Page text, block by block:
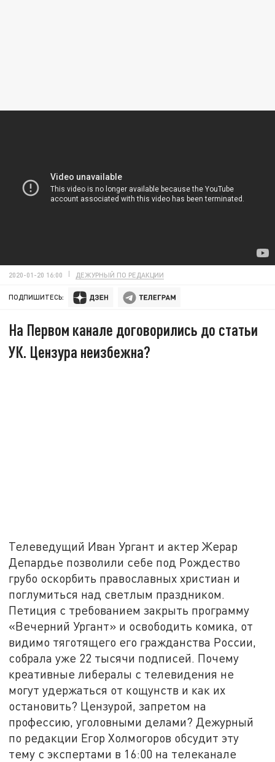
2020-01-20 16:00 ДЕЖУРНЫЙ ПО РЕДАКЦИИ
ПОДПИШИТЕСЬ:
На Первом канале договорились до статьи
УК. Цензура неизбежна?
Телеведущий Иван Ургант и актер Жерар
Депардье позволили себе под Рождество
грубо оскорбить православных христиан и
поглумиться над светлым праздником.
Петиция с требованием закрыть программу
«Вечерний Ургант» и освободить комика, от
видимо тяготящего его гражданства России,
собрала уже 22 тысячи подписей. Почему
креативные либералы с телевидения не
могут удержаться от кощунств и как их
остановить? Цензурой, запретом на
профессию, уголовными делами? Дежурный
по редакции Егор Холмогоров обсудит эту
тему с экспертами в 16:00 на телеканале